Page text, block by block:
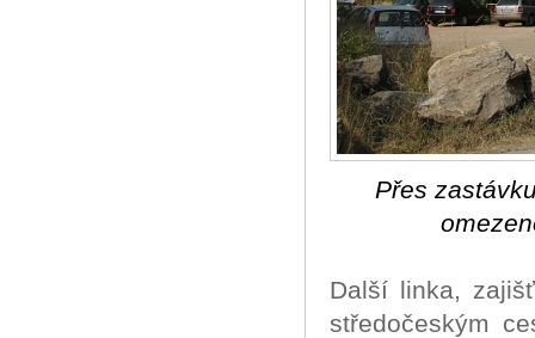
Přes
Další linka,
středočeským